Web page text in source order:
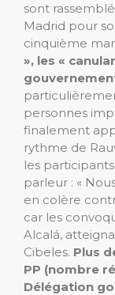
sont
Madrid pour
cinquième
», les «
personnes
finalement
rythme de
les
parleur : «
en colère
car les
Alcalá,
Cibeles. Plus
PP (nombre
Délégation